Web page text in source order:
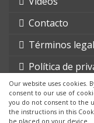
Our website uses cookies.
consent to our use of
you do not consent to the
the instructions in this
be placed on your device.
Contacto
Términos
Política de